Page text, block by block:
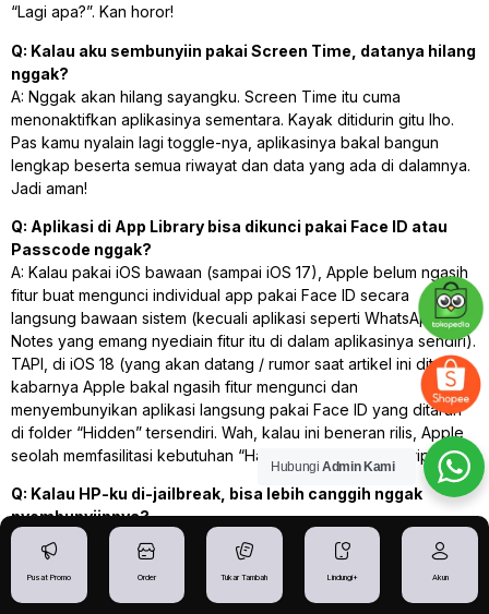
“Lagi apa?”. Kan horor!
Q: Kalau aku sembunyiin pakai Screen Time, datanya hilang
nggak?
A: Nggak akan hilang sayangku. Screen Time itu cuma
menonaktifkan aplikasinya sementara. Kayak ditidurin gitu lho.
Pas kamu nyalain lagi toggle-nya, aplikasinya bakal bangun
lengkap beserta semua riwayat dan data yang ada di dalamnya.
Jadi aman!
Q: Aplikasi di App Library bisa dikunci pakai Face ID atau
Passcode nggak?
A: Kalau pakai iOS bawaan (sampai iOS 17), Apple belum ngasih
fitur buat mengunci individual app pakai Face ID secara
langsung bawaan sistem (kecuali aplikasi seperti WhatsApp atau
Notes yang emang nyediain fitur itu di dalam aplikasinya sendiri).
TAPI, di iOS 18 (yang akan datang / rumor saat artikel ini ditulis),
kabarnya Apple bakal ngasih fitur mengunci dan
menyembunyikan aplikasi langsung pakai Face ID yang ditaruh
di folder “Hidden” tersendiri. Wah, kalau ini beneran rilis, Apple
seolah memfasilitasi kebutuhan “Hayo” kalian secara paripurna!
Q: Kalau HP-ku di-jailbreak, bisa lebih canggih nggak
nyembunyiinnya?
A: Wah, kami di IBGADGETSTORE
SANGAT TIDAK
MENYARANKANkamu nge-jailbreak iPhone kamu. Kenapa?
Karena itu bakal merusak garansi, bikin HP rentan disusupi
malware beneran, dan mengorbankan sistem keamanan Apple
Pusat Promo Order Tukar Tambah Lindungi+ Akun
Hubungi Admin Kami